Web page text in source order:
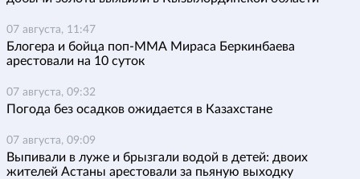
07 августа, 11:47
Блогера и бойца поп-ММА Мираса Беркинбаева
арестовали на 10 суток
07 августа, 09:32
Погода без осадков ожидается в Казахстане
07 августа, 09:09
Выпивали в луже и брызгали водой в детей: двоих
жителей Астаны арестовали за пьяную выходку